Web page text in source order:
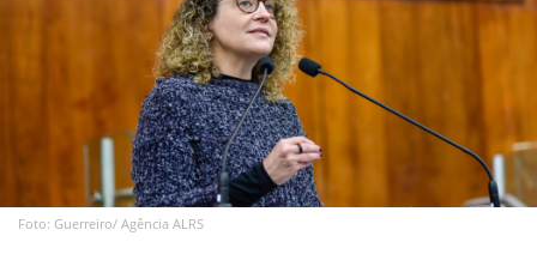
Foto: Guerreiro/ Agência ALRS